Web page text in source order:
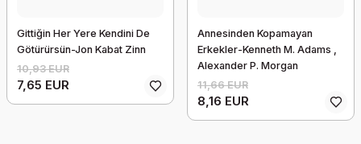
Gittiğin Her Yere Kendini De
Götürürsün-Jon Kabat Zinn
10,93 EUR
7,65 EUR
Annesinden Kopamayan
Erkekler-Kenneth M. Adams ,
Alexander P. Morgan
11,66 EUR
8,16 EUR